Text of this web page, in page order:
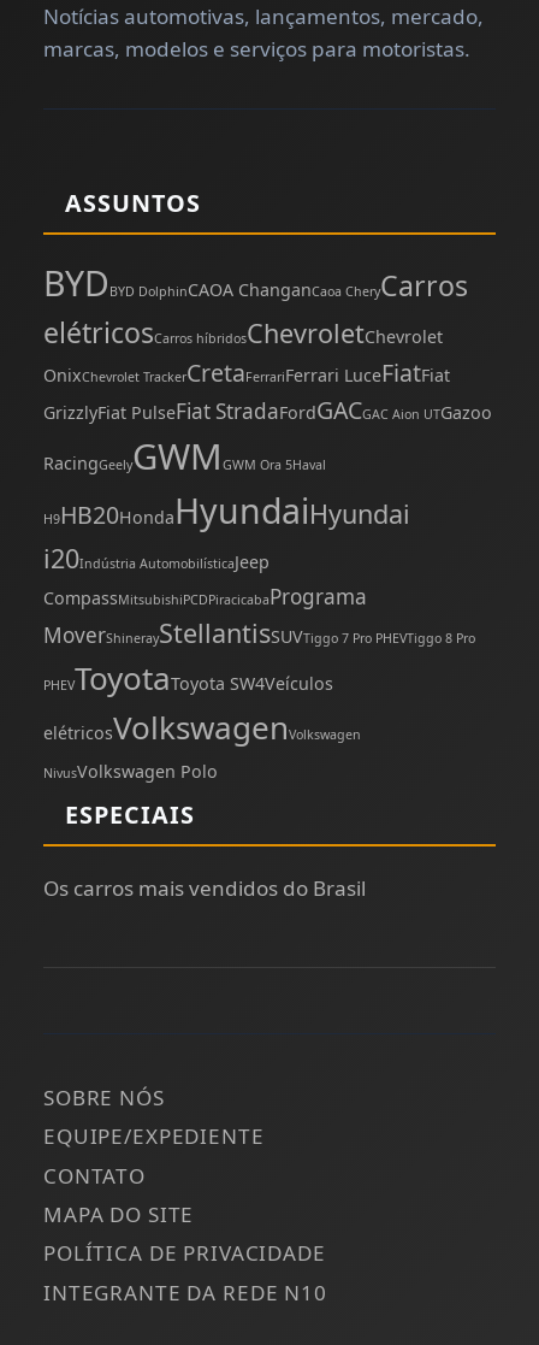
Notícias automotivas, lançamentos, mercado,
marcas, modelos e serviços para motoristas.
ASSUNTOS
BYD BYD DolphinCAOA ChanganCaoa CheryCarros
elétricosCarros híbridosChevroletChevrolet
OnixChevrolet TrackerCretaFerrariFerrari LuceFiatFiat
GrizzlyFiat PulseFiat StradaFordGACGAC Aion UTGazoo
RacingGeelyGWM GWM Ora 5Haval
H9HB20HondaHyundaiHyundai
i20Indústria AutomobilísticaJeep
CompassMitsubishiPCDPiracicabaPrograma
MoverShinerayStellantisSUVTiggo 7 Pro PHEVTiggo 8 Pro
PHEVToyotaToyota SW4Veículos
elétricosVolkswagenVolkswagen
NivusVolkswagen Polo
ESPECIAIS
Os carros mais vendidos do Brasil
SOBRE NÓS
EQUIPE/EXPEDIENTE
CONTATO
MAPA DO SITE
POLÍTICA DE PRIVACIDADE
INTEGRANTE DA REDE N10